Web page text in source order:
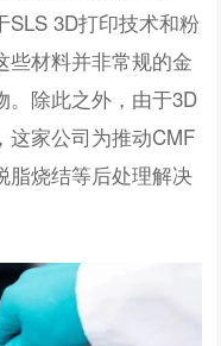
SLS 3D打印技术和粉
些材料并非常规的金
。除此之外，由于3D
这家公司为推动CMF
脂烧结等后处理解决